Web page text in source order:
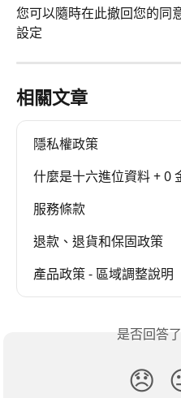
您可以隨時在此撤回您的同
設定
相關文章
隱私權政策
什麼是十六進位資料 + 0
服務條款
退款、退貨和保固政策
產品政策 - 區域調整說明
是否回答
😞